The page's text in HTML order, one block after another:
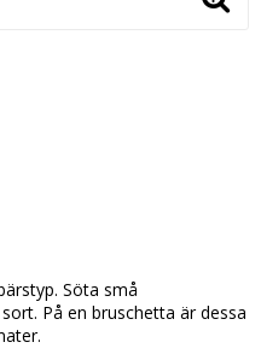
Söta små
På en bruschetta är dessa